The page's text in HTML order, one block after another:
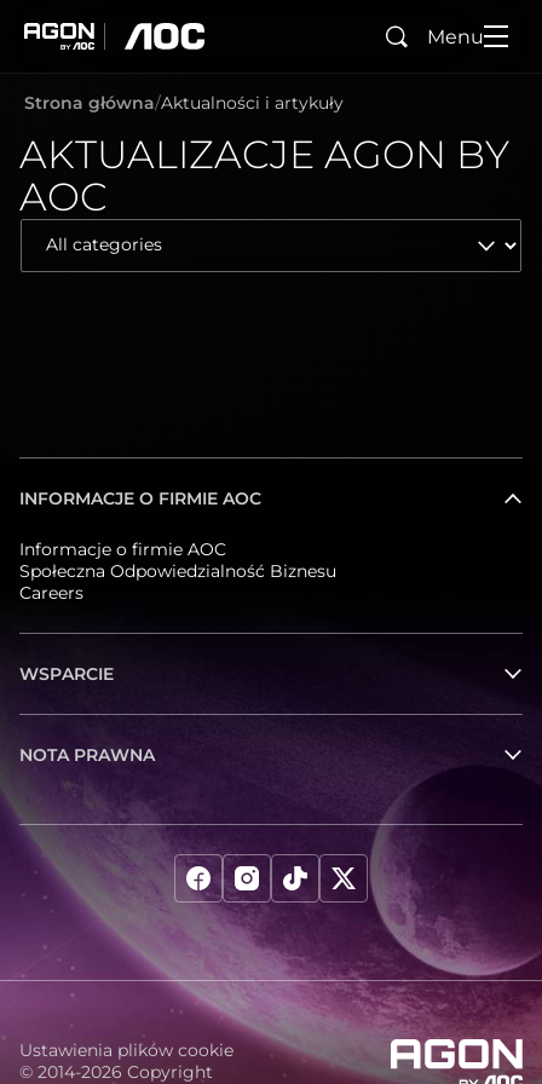
Wyszukaj
Menu
Strona główna Aktualności i artykuły
AKTUALIZACJE AGON BY
AOC
INFORMACJE O FIRMIE AOC
Informacje o firmie AOC
Społeczna Odpowiedzialność Biznesu
Careers
WSPARCIE
NOTA PRAWNA
© 2014-2026 Copyright
Ustawienia plików cookie